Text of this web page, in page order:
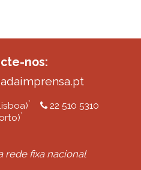
nos:
*
22 510 5310
*
rede fixa nacional